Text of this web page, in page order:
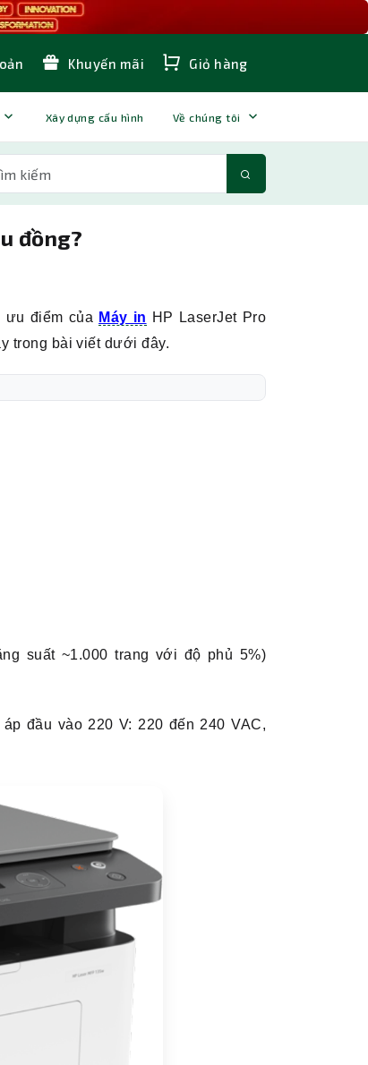
Khuyến mãi Giỏ hàng
Xây dựng cấu hình Về chúng tôi
đồng?
điểm của Máy in HP LaserJet Pro
trong bài viết dưới đây.
suất ~1.000 trang với độ phủ 5%)
đầu vào 220 V: 220 đến 240 VAC,